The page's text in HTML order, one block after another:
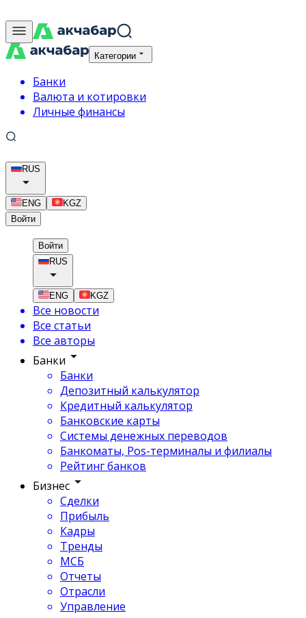
Категории
Банки
Валюта и котировки
Личные финансы
RUS
ENG
KGZ
Войти
Войти
RUS
ENG KGZ
Все новости
Все статьи
Все авторы
Банки
Банки
Депозитный калькулятор
Кредитный калькулятор
Банковские карты
Системы денежных переводов
Банкоматы, Pos-терминалы и филиалы
Рейтинг банков
Бизнес
Сделки
Прибыль
Кадры
Тренды
МСБ
Отчеты
Отрасли
Управление